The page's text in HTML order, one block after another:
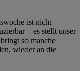
ist nicht
– es stellt unser
so manche
wieder an die